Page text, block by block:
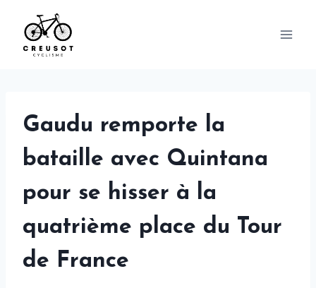
content
Gaudu remporte la
bataille avec Quintana
pour se hisser à la
quatrième place du Tour
de France